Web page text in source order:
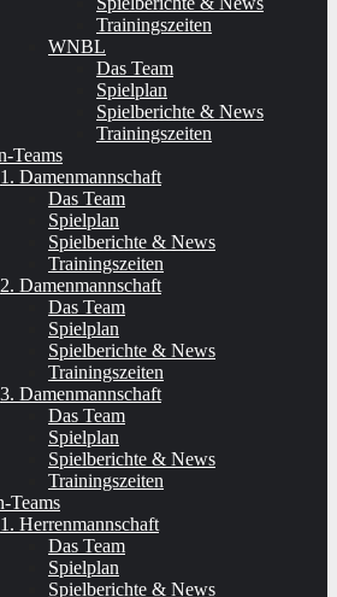
Trainingszeiten
WNBL
Das Team
Spielplan
Spielberichte & News
Trainingszeiten
Teams
1. Damenmannschaft
Das Team
Spielplan
Spielberichte & News
Trainingszeiten
2. Damenmannschaft
Das Team
Spielplan
Spielberichte & News
Trainingszeiten
3. Damenmannschaft
Das Team
Spielplan
Spielberichte & News
Trainingszeiten
Teams
1. Herrenmannschaft
Das Team
Spielplan
Spielberichte & News